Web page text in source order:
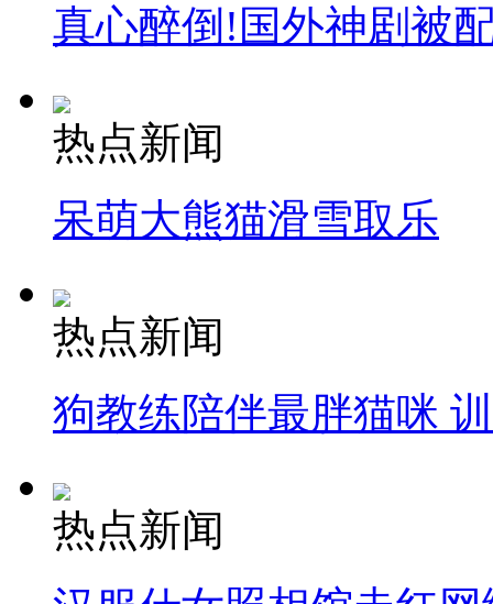
真心醉倒!国外神剧被
热点新闻
呆萌大熊猫滑雪取乐
热点新闻
狗教练陪伴最胖猫咪
热点新闻